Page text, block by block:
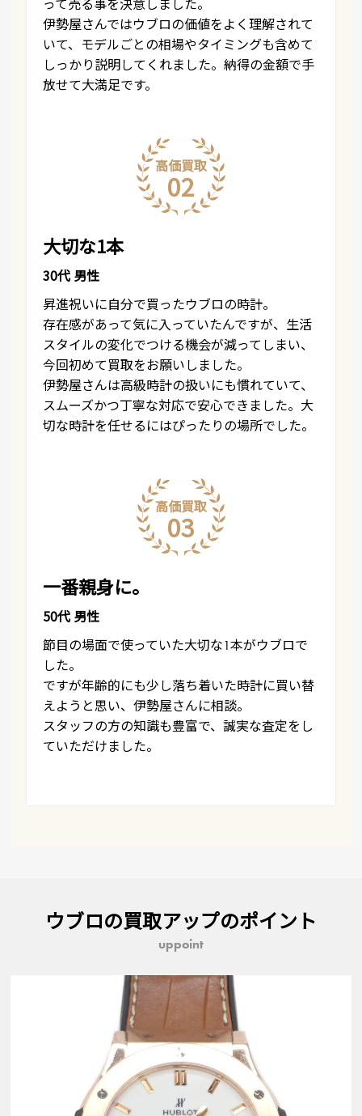
って売る事を決意しました。
伊勢屋さんではウブロの価値をよく理解されて
いて、モデルごとの相場やタイミングも含めて
しっかり説明してくれました。納得の金額で手
放せて大満足です。
高価買取
02
大切な1本
30代 男性
昇進祝いに自分で買ったウブロの時計。
存在感があって気に入っていたんですが、生活
スタイルの変化でつける機会が減ってしまい、
今回初めて買取をお願いしました。
伊勢屋さんは高級時計の扱いにも慣れていて、
スムーズかつ丁寧な対応で安心できました。大
切な時計を任せるにはぴったりの場所でした。
高価買取
03
一番親身に。
50代 男性
節目の場面で使っていた大切な1本がウブロで
した。
ですが年齢的にも少し落ち着いた時計に買い替
えようと思い、伊勢屋さんに相談。
スタッフの方の知識も豊富で、誠実な査定をし
ていただけました。
ウブロの買取アップのポイント
uppoint